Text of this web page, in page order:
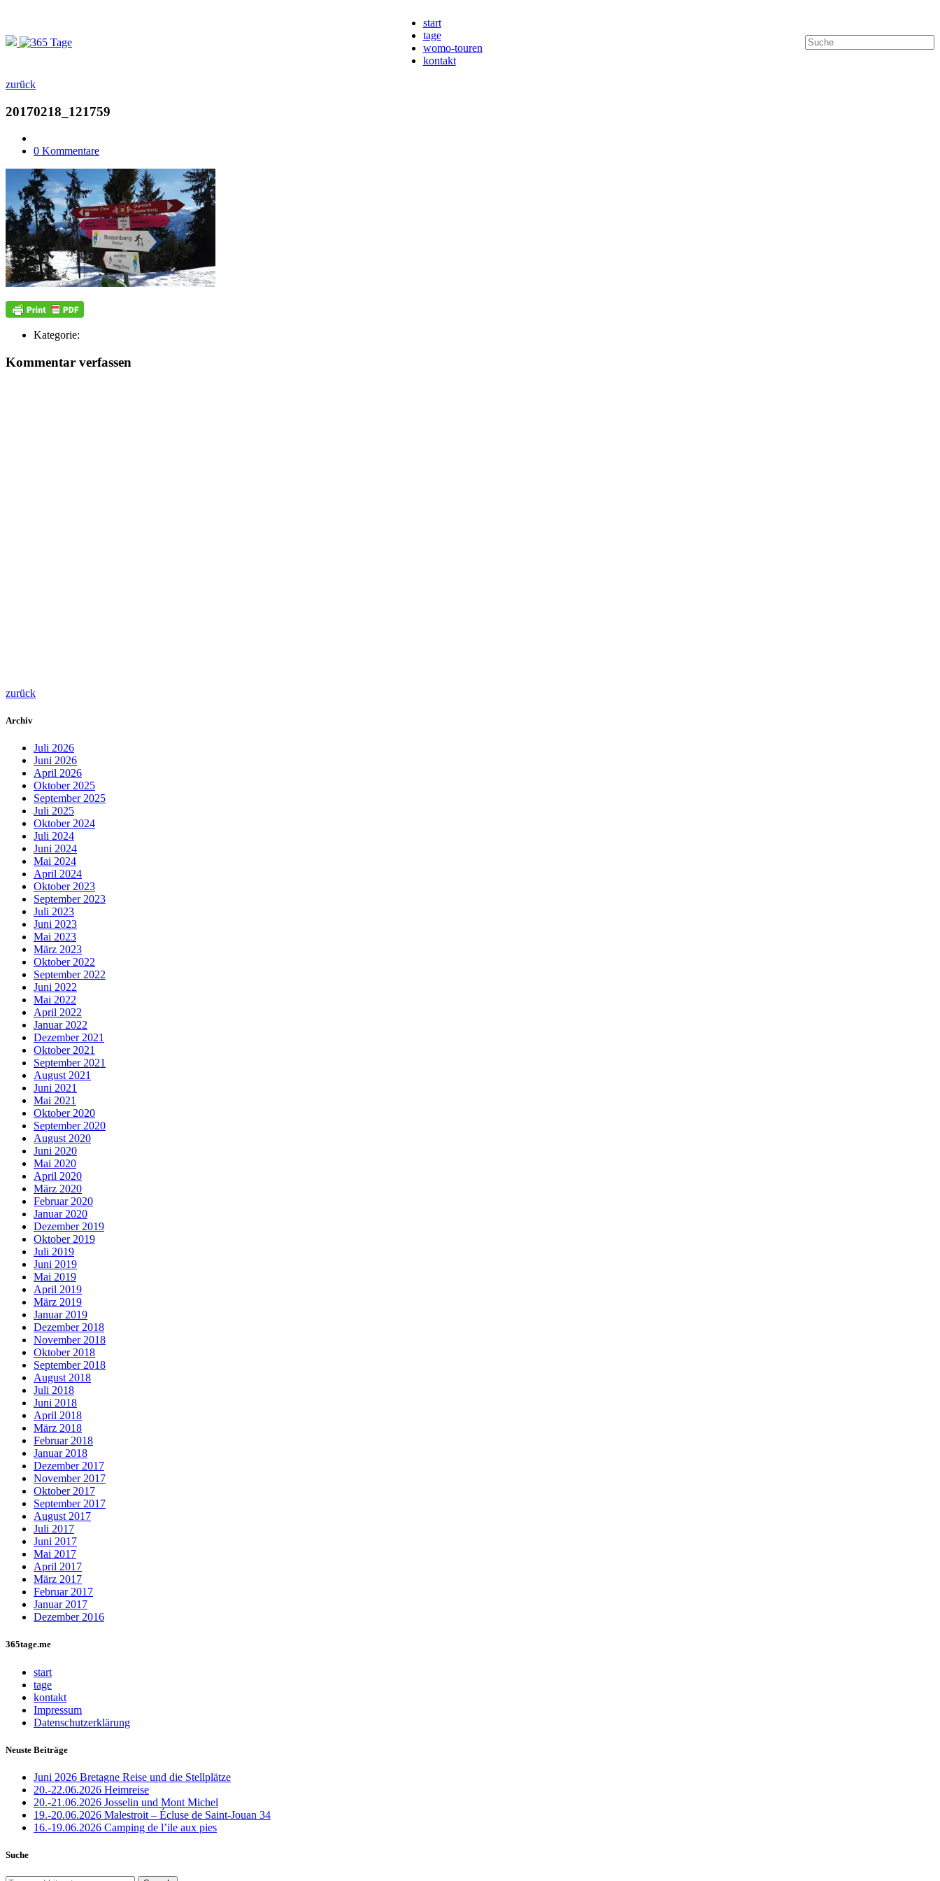
start
tage
womo-touren
kontakt
zurück
20170218_121759
0 Kommentare
Kategorie:
Kommentar verfassen
zurück
Archiv
Juli 2026
Juni 2026
April 2026
Oktober 2025
September 2025
Juli 2025
Oktober 2024
Juli 2024
Juni 2024
Mai 2024
April 2024
Oktober 2023
September 2023
Juli 2023
Juni 2023
Mai 2023
März 2023
Oktober 2022
September 2022
Juni 2022
Mai 2022
April 2022
Januar 2022
Dezember 2021
Oktober 2021
September 2021
August 2021
Juni 2021
Mai 2021
Oktober 2020
September 2020
August 2020
Juni 2020
Mai 2020
April 2020
März 2020
Februar 2020
Januar 2020
Dezember 2019
Oktober 2019
Juli 2019
Juni 2019
Mai 2019
April 2019
März 2019
Januar 2019
Dezember 2018
November 2018
Oktober 2018
September 2018
August 2018
Juli 2018
Juni 2018
April 2018
März 2018
Februar 2018
Januar 2018
Dezember 2017
November 2017
Oktober 2017
September 2017
August 2017
Juli 2017
Juni 2017
Mai 2017
April 2017
März 2017
Februar 2017
Januar 2017
Dezember 2016
365tage.me
start
tage
kontakt
Impressum
Datenschutzerklärung
Neuste Beiträge
Juni 2026 Bretagne Reise und die Stellplätze
20.-22.06.2026 Heimreise
20.-21.06.2026 Josselin und Mont Michel
19.-20.06.2026 Malestroit – Écluse de Saint-Jouan 34
16.-19.06.2026 Camping de l’ile aux pies
Suche